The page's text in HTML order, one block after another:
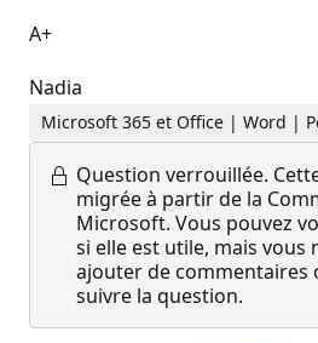
A+
Nadia
Microsoft 365 et Office | Word |
Question verrouillée.
migrée à partir de la
Microsoft. Vous pouvez
si elle est utile, mais vous
ajouter de commentaires
suivre la question.